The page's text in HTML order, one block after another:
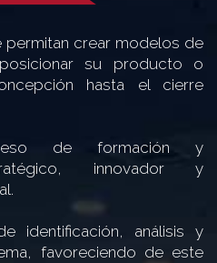
permitan crear modelos de
su producto o
hasta el cierre
de formación y
innovador y
identificación, análisis y
favoreciendo de este